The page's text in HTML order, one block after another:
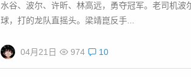
水谷、波尔、许昕、林高远，勇夺冠军。老司机波
球，打的龙队直摇头。梁靖崑反手...
04月21日 974 10